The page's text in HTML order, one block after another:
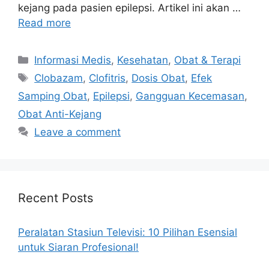
kejang pada pasien epilepsi. Artikel ini akan …
Read more
Categories
Informasi Medis, Kesehatan, Obat & Terapi
Tags
Clobazam, Clofitris, Dosis Obat, Efek
Samping Obat, Epilepsi, Gangguan Kecemasan,
Obat Anti-Kejang
Leave a comment
Recent Posts
Peralatan Stasiun Televisi: 10 Pilihan Esensial
untuk Siaran Profesional!